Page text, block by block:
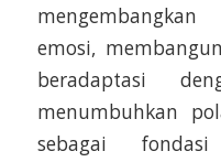
emosi,
beradaptasi
menumbuhkan
sebagai